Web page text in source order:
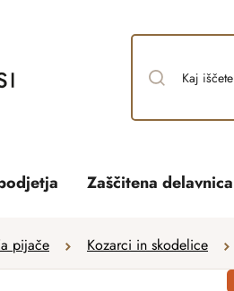
Zaščitena delavnica
pijače Kozarci in skodelice